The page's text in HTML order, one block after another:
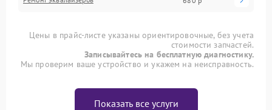
Цены в прайс-листе указаны ориентировочные, без учета
стоимости запчастей.
Записывайтесь на бесплатную диагностику.
Мы проверим ваше устройство и укажем на неисправность.
Показать все услуги